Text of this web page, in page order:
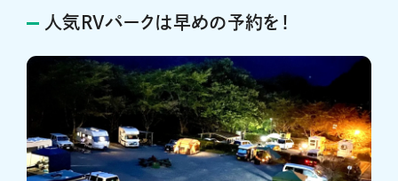
人気RVパークは早めの予約を！